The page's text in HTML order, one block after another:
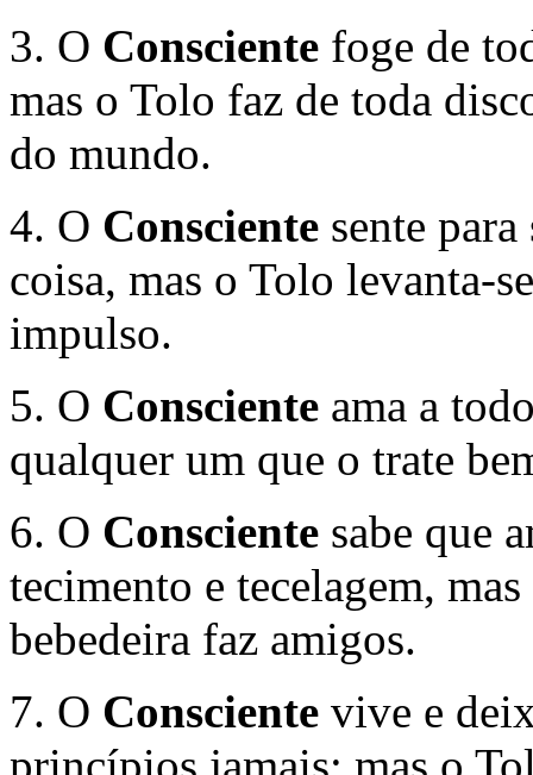
3. O Consciente foge de
mas o Tolo faz de toda
do mundo.
4. O Consciente sente
coisa, mas o Tolo levanta-
impulso.
5. O Consciente ama a
qualquer um que o trate
6. O Consciente sabe que
tecimento e tecelagem,
bebedeira faz amigos.
7. O Consciente vive e